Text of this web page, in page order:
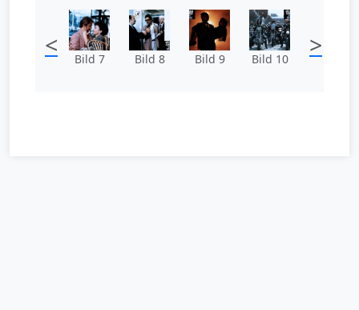
< Bild 7 Bild 8 Bild 9 Bild 10 >